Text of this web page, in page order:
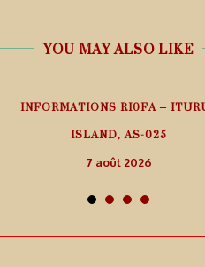
YOU MAY ALSO LIKE
INFORMATIONS RI0FA –
ISLAND, AS-025
7 août 2026